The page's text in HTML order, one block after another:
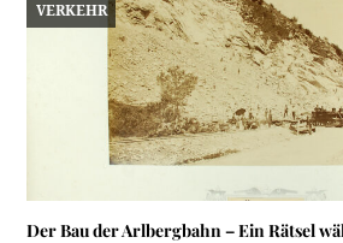
VERKEHR
Der Bau der Arlbergbahn – Ein Rätsel